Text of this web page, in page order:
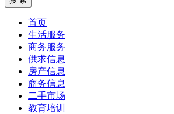
首页
生活服务
商务服务
供求信息
房产信息
商务信息
二手市场
教育培训